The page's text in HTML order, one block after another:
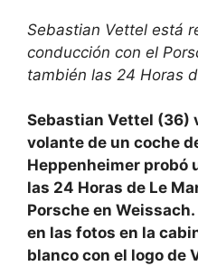
Sebastian Vettel está
conducción con el
también las 24 Horas
Sebastian Vettel (36)
volante de un coche
Heppenheimer probó
las 24 Horas de Le
Porsche en
en las fotos en la
blanco con el logo de